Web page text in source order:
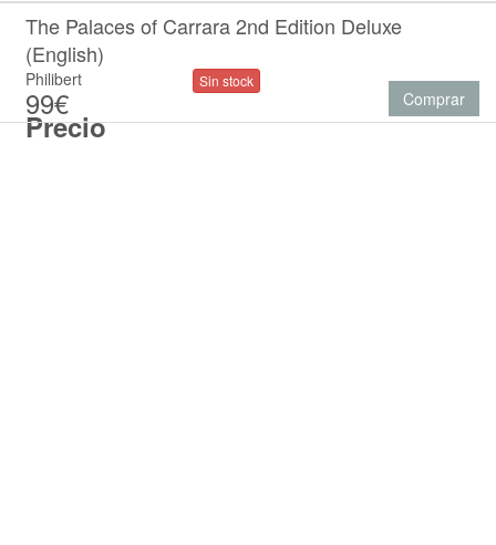
Precio
The Palaces of Carrara 2nd Edition Deluxe
(English)
Philibert
99€
Sin stock
Comprar